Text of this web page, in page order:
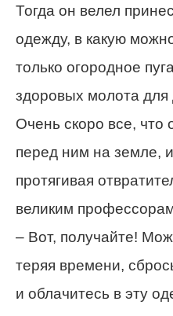
Тогда он велел
одежду, в какую
только огородное
здоровых молота
Очень скоро все, что
перед ним на земле,
протягивая
великим
– Вот, получайте!
теряя времени,
и облачитесь в эту